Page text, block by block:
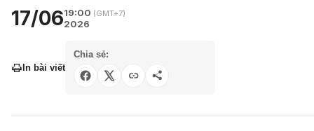
17/0619:00 (GMT+7)
2026
In bài viết
Chia sẻ: